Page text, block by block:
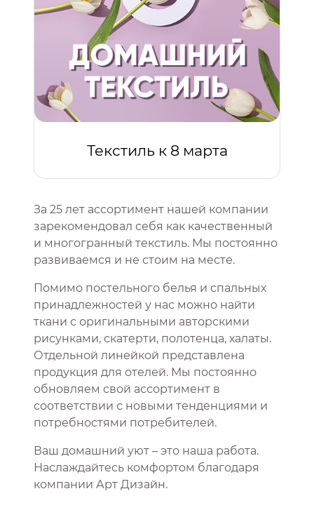
Текстиль к 8 марта
За 25 лет ассортимент нашей компании
зарекомендовал себя как качественный
и многогранный текстиль. Мы постоянно
развиваемся и не стоим на месте.
Помимо постельного белья и спальных
принадлежностей у нас можно найти
ткани с оригинальными авторскими
рисунками, скатерти, полотенца, халаты.
Отдельной линейкой представлена
продукция для отелей. Мы постоянно
обновляем свой ассортимент в
соответствии с новыми тенденциями и
потребностями потребителей.
Ваш домашний уют – это наша работа.
Наслаждайтесь комфортом благодаря
компании Арт Дизайн.